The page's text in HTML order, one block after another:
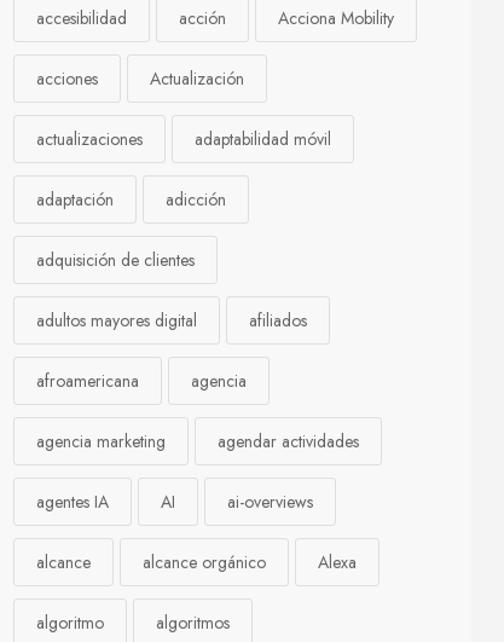
accesibilidad acción Acciona Mobility
acciones Actualización
actualizaciones adaptabilidad móvil
adaptación adicción
adquisición de clientes
adultos mayores digital afiliados
afroamericana agencia
agencia marketing agendar actividades
agentes IA AI ai-overviews
alcance alcance orgánico Alexa
algoritmo algoritmos